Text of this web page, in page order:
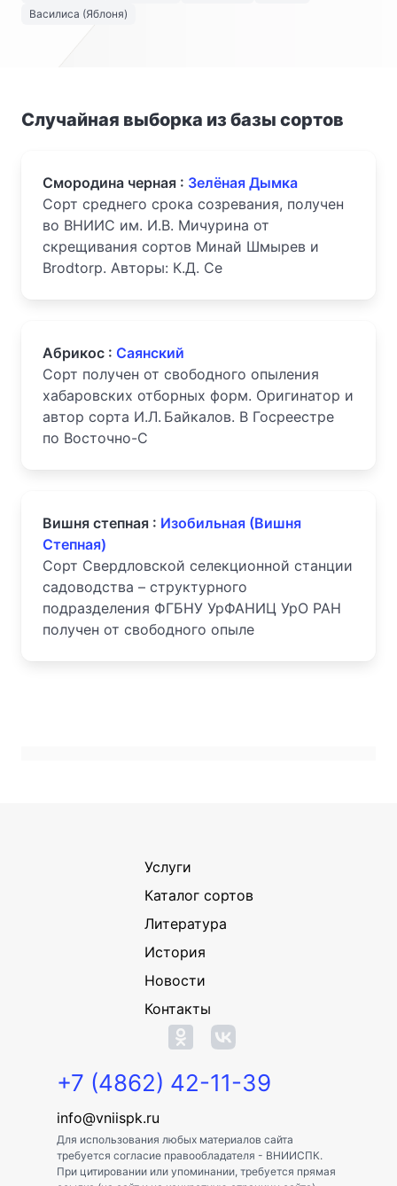
Василиса (Яблоня)
Случайная выборка из базы сортов
Смородина черная : Зелёная Дымка
Сорт среднего срока созревания, получен
во ВНИИС им. И.В. Мичурина от
скрещивания сортов Минай Шмырев и
Brodtorp. Авторы: К.Д. Се
Абрикос : Саянский
Сорт получен от свободного опыления
хабаровских отборных форм. Оригинатор и
автор сорта И.Л. Байкалов. В Госреестре
по Восточно-С
Вишня степная : Изобильная (Вишня
Степная)
Сорт Свердловской селекционной станции
садоводства – структурного
подразделения ФГБНУ УрФАНИЦ УрО РАН
получен от свободного опыле
Услуги
Каталог сортов
Литература
История
Новости
Контакты
+7 (4862) 42-11-39
info@vniispk.ru
Для использования любых материалов сайта
требуется согласие правообладателя - ВНИИСПК.
При цитировании или упоминании, требуется прямая